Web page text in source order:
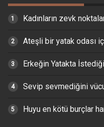
Kadınların zevk
Ateşli bir yatak odası
Erkeğin Yatakta
Sevip sevmediğini
Huyu en kötü burçlar